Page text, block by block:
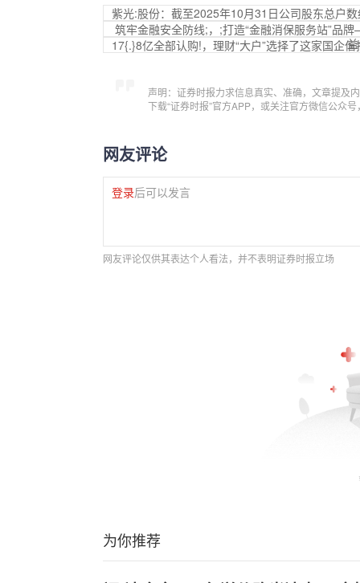
紫光:股份：截至2025年10月31日公司股东总户
筑牢金融安全防线;，;打造“金融消保服务站”品
17{.}8亿全部认购!，理财“大户”选择了这家国企信
声明：证券时报力求信息真实、准确，文章提及
下载“证券时报”官方APP，或关注官方微信公众
网友评论
登录后可以发言
网友评论仅供其表达个人看法，并不表明证券时报立场
为你推荐